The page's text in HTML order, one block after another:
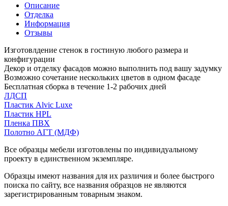
Описание
Отделка
Информация
Отзывы
Изготовлдение стенок в гостиную любого размера и
конфигурации
Декор и отделку фасадов можно выполнить под вашу задумку
Возможно сочетание нескольких цветов в одном фасаде
Бесплатная сборка в течение 1-2 рабочих дней
ЛДСП
Пластик Alvic Luxe
Пластик HPL
Пленка ПВХ
Полотно АГТ (МДФ)
Все образцы мебели изготовлены по индивидуальному
проекту в единственном экземпляре.
Образцы имеют названия для их различия и более быстрого
поиска по сайту, все названия образцов не являются
зарегистрированным товарным знаком.